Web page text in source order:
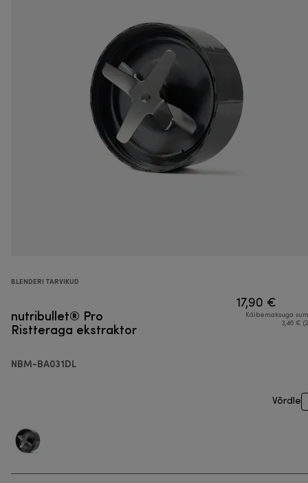
BLENDERI TARVIKUD
nutribullet® Pro
Ristteraga ekstraktor
NBM-BA031DL
17,90 €
Käibemaksuga
3,46 €
Võrdle